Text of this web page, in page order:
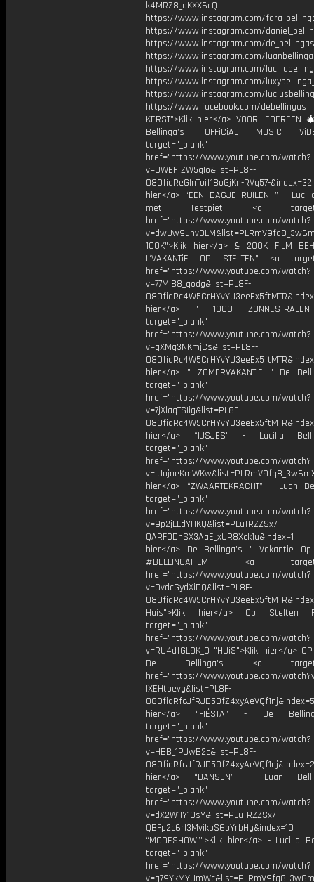
k4MRZ8_oKXX6cQ
https://www.instagram.com/
https://www.instagram.com/
https://www.instagram.com/
https://www.instagram.com/
https://www.instagram.com/
https://www.instagram.com/
https://www.instagram.com/
https://www.facebook.com/debellingas
KERST">Klik hier</a> VOOR
Bellinga’s [OFFiCiAL MUSiC
target="_blank"
href="https://www.youtube.com/watch?
v=UWEF_ZW5gIo&list=PL8F-
O8OfidReGlnToif18oGjKn-RVq57-
hier</a> “EEN DAGJE RUILEN ” -
met Testpiet <a
href="https://www.youtube.com/watch?
100K">Klik hier</a> & 200K FiLM
|“VAKANTiE OP STELTEN” <a
href="https://www.youtube.com/watch?
v=77Ml88_qodg&list=PL8F-
hier</a> " 1000
target="_blank"
href="https://www.youtube.com/watch?
v=qXMq3NKmjCs&list=PL8F-
hier</a> " ZOMERVAKANTIE " De
target="_blank"
href="https://www.youtube.com/watch?
v=7jXlaqTSIig&list=PL8F-
hier</a> “IJSJES" - Lucilla
target="_blank"
href="https://www.youtube.com/watch?
hier</a> “ZWAARTEKRACHT” - Luan
target="_blank"
href="https://www.youtube.com/watch?
v=9p2jLLdYHKQ&list=PLuTRZZSx7-
hier</a> De Bellinga's " Vakantie
#BELLINGAFILM <a
href="https://www.youtube.com/watch?
v=OvdcGydXiDQ&list=PL8F-
Huis">Klik hier</a> Op Stelten
target="_blank"
href="https://www.youtube.com/watch?
v=RU4dfGL9K_0 "HUiS">Klik hier</a> OP
De Bellinga's <a
href="https://www.youtube.com/
lXEHtbevg&list=PL8F-
hier</a> “FIËSTA” - De
target="_blank"
href="https://www.youtube.com/watch?
v=HBB_1PJwB2c&list=PL8F-
hier</a> “DANSEN” - Luan
target="_blank"
href="https://www.youtube.com/watch?
v=dX2W1IY1OsY&list=PLuTRZZSx7-
QBFp2c6rl3MvikbS6oYrbHg&index=10
“MODESHOW”">Klik hier</a> - Lucilla
target="_blank"
href="https://www.youtube.com/watch?